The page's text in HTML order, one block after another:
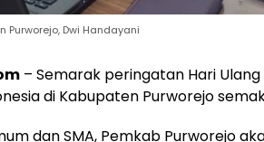
Purworejo, Dwi Handayani
– Semarak peringatan Hari
di Kabupaten Purworejo
dan SMA, Pemkab Purworejo